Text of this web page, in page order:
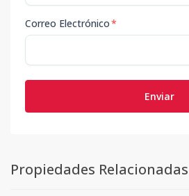
Correo Electrónico*
Enviar
Propiedades Relacionadas